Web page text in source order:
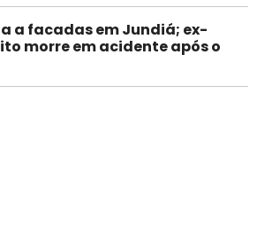
a facadas em Jundiá; ex-
morre em acidente após o